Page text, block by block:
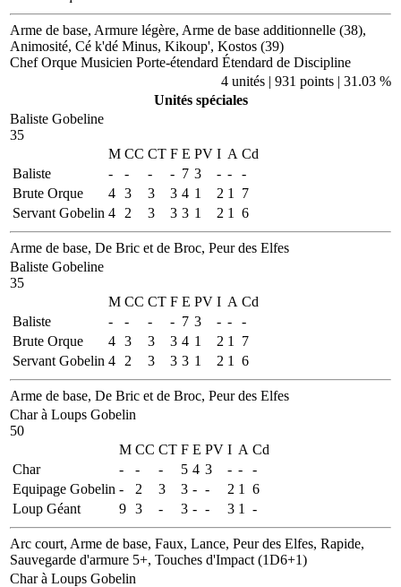
Arme de base, Armure légère, Arme de base additionnelle (38),
Animosité, Cé k'dé Minus, Kikoup', Kostos (39)
Chef Orque Musicien Porte-étendard Étendard de Discipline
4 unités | 931 points | 31.03 %
Unités spéciales
Baliste Gobeline
35
M CC CT F E PV I A Cd
Baliste
- - - - 7 3 - -
-
Brute Orque
4 3 3 3 4 1 2 1
7
Servant Gobelin 4 2 3 3 3 1 2 1 6
Arme de base, De Bric et de Broc, Peur des Elfes
Baliste Gobeline
35
M CC CT F E PV I A Cd
Baliste
- - - - 7 3 - -
-
Brute Orque
4 3 3 3 4 1 2 1
7
Servant Gobelin 4 2 3 3 3 1 2 1 6
Arme de base, De Bric et de Broc, Peur des Elfes
Char à Loups Gobelin
50
M CC CT F E PV I A Cd
Char
- - - 5 4 3 - -
-
Equipage Gobelin - 2 3 3 - - 2 1
6
Loup Géant
9 3 - 3 - - 3 1 -
Arc court, Arme de base, Faux, Lance, Peur des Elfes, Rapide,
Sauvegarde d'armure 5+, Touches d'Impact (1D6+1)
Char à Loups Gobelin